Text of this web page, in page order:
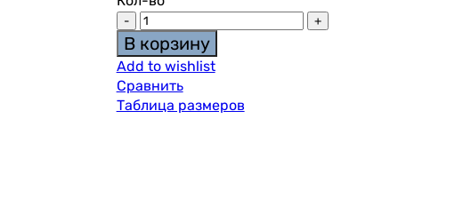
В корзину
Add to wishlist
Сравнить
Таблица размеров